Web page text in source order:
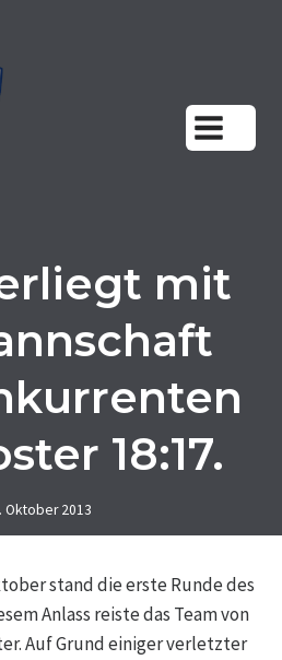
mit
18:17.
Oktober 2013
stand die erste Runde des
Anlass reiste das Team von
Auf Grund einiger verletzter